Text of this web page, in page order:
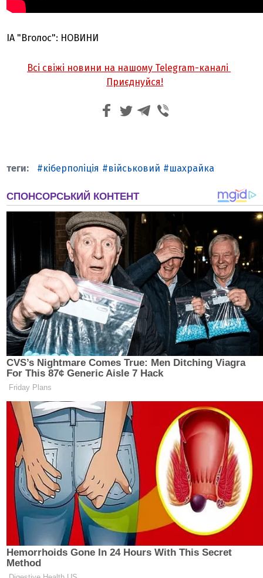
ІА "Вголос": НОВИНИ
Всі свіжі новини на нашому Telegram-каналі
Приєднуйся!
кіберполіція військовий шахрайка